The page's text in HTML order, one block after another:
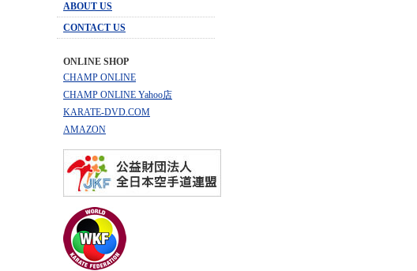
ABOUT US
CONTACT US
ONLINE SHOP
CHAMP ONLINE
CHAMP ONLINE Yahoo店
KARATE-DVD.COM
AMAZON